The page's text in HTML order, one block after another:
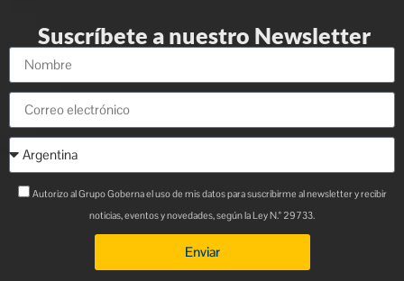
Suscríbete a nuestro Newsletter
Autorizo al Grupo Goberna el uso de mis datos para suscribirme al newsletter y recibir
noticias, eventos y novedades, según la Ley N.° 29733.
Enviar